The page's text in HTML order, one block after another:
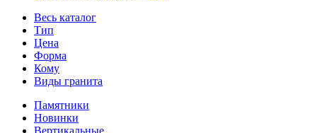
Весь каталог
Тип
Цена
Форма
Кому
Виды гранита
Памятники
Новинки
Вертикальные